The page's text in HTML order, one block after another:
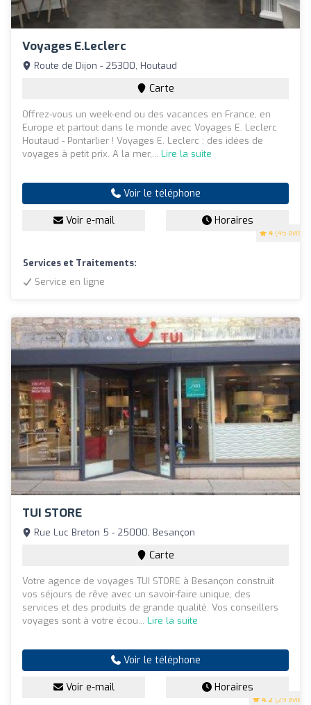
Voyages E.Leclerc
4 (45 avis)
Route de Dijon - 25300, Houtaud
Carte
Offrez-vous un week-end ou des vacances en France, en
Europe et partout dans le monde avec Voyages E. Leclerc
Houtaud - Pontarlier ! Voyages E. Leclerc : des idées de
voyages à petit prix. A la mer,... Lire la suite
Voir le téléphone
Voir e-mail Horaires
Services et Traitements:
Service en ligne
TUI STORE
4.2 (29 avis)
Rue Luc Breton 5 - 25000, Besançon
Carte
Votre agence de voyages TUI STORE à Besançon construit
vos séjours de rêve avec un savoir-faire unique, des
services et des produits de grande qualité. Vos conseillers
voyages sont à votre écou... Lire la suite
Voir le téléphone
Voir e-mail Horaires